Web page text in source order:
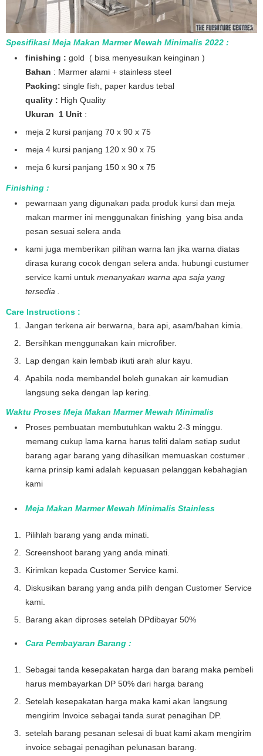
Spesifikasi Meja Makan Marmer Mewah Minimalis 2022 :
finishing : gold ( bisa menyesuikan keinginan )
Bahan : Marmer alami + stainless steel
Packing: single fish, paper kardus tebal
quality : High Quality
Ukuran 1 Unit :
meja 2 kursi panjang 70 x 90 x 75
meja 4 kursi panjang 120 x 90 x 75
meja 6 kursi panjang 150 x 90 x 75
Finishing :
pewarnaan yang digunakan pada produk kursi dan meja
makan marmer ini menggunakan finishing yang bisa anda
pesan sesuai selera anda
kami juga memberikan pilihan warna lan jika warna diatas
dirasa kurang cocok dengan selera anda. hubungi custumer
service kami untuk menanyakan warna apa saja yang
tersedia .
Care Instructions :
Jangan terkena air berwarna, bara api, asam/bahan kimia.
Bersihkan menggunakan kain microfiber.
Lap dengan kain lembab ikuti arah alur kayu.
Apabila noda membandel boleh gunakan air kemudian
langsung seka dengan lap kering.
Waktu Proses Meja Makan Marmer Mewah Minimalis
Proses pembuatan membutuhkan waktu 2-3 minggu.
memang cukup lama karna harus teliti dalam setiap sudut
barang agar barang yang dihasilkan memuaskan costumer .
karna prinsip kami adalah kepuasan pelanggan kebahagian
kami
Meja Makan Marmer Mewah Minimalis Stainless
Pilihlah barang yang anda minati.
Screenshoot barang yang anda minati.
Kirimkan kepada Customer Service kami.
Diskusikan barang yang anda pilih dengan Customer Service
kami.
Barang akan diproses setelah DPdibayar 50%
Cara Pembayaran Barang :
Sebagai tanda kesepakatan harga dan barang maka pembeli
harus membayarkan DP 50% dari harga barang
Setelah kesepakatan harga maka kami akan langsung
mengirim Invoice sebagai tanda surat penagihan DP.
setelah barang pesanan selesai di buat kami akam mengirim
invoice sebagai penagihan pelunasan barang.